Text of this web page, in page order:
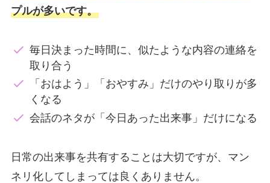
プルが多いです。
毎日決まった時間に、似たような内容の連絡を
取り合う
「おはよう」「おやすみ」だけのやり取りが多
くなる
会話のネタが「今日あった出来事」だけになる
日常の出来事を共有することは大切ですが、マン
ネリ化してしまっては良くありません。